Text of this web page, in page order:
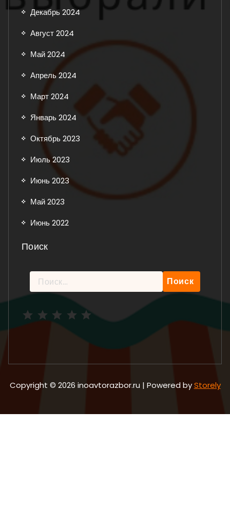
Декабрь 2024
Август 2024
Май 2024
Апрель 2024
Март 2024
Январь 2024
Октябрь 2023
Июль 2023
Июнь 2023
Май 2023
Июнь 2022
Поиск
Найти:
Copyright © 2026 inoavtorazbor.ru | Powered byStorely